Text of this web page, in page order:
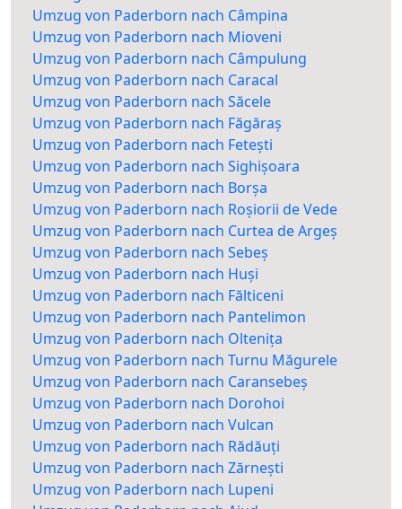
Umzug von Paderborn nach Câmpina
Umzug von Paderborn nach Mioveni
Umzug von Paderborn nach Câmpulung
Umzug von Paderborn nach Caracal
Umzug von Paderborn nach Săcele
Umzug von Paderborn nach Făgăraș
Umzug von Paderborn nach Fetești
Umzug von Paderborn nach Sighișoara
Umzug von Paderborn nach Borșa
Umzug von Paderborn nach Roșiorii de Vede
Umzug von Paderborn nach Curtea de Argeș
Umzug von Paderborn nach Sebeș
Umzug von Paderborn nach Huși
Umzug von Paderborn nach Fălticeni
Umzug von Paderborn nach Pantelimon
Umzug von Paderborn nach Oltenița
Umzug von Paderborn nach Turnu Măgurele
Umzug von Paderborn nach Caransebeș
Umzug von Paderborn nach Dorohoi
Umzug von Paderborn nach Vulcan
Umzug von Paderborn nach Rădăuți
Umzug von Paderborn nach Zărnești
Umzug von Paderborn nach Lupeni